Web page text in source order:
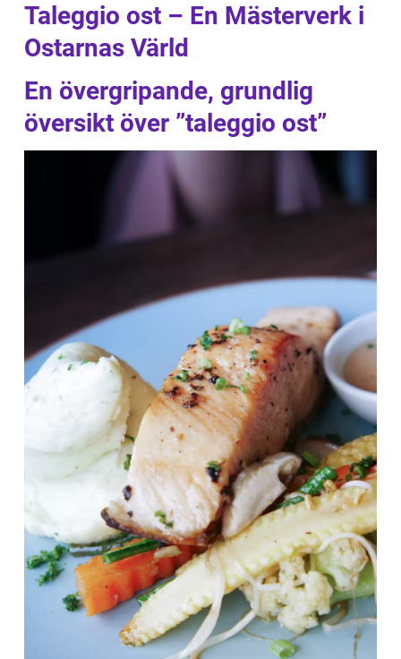
Taleggio ost – En Mästerverk i
Ostarnas Värld
En övergripande, grundlig
översikt över ”taleggio ost”